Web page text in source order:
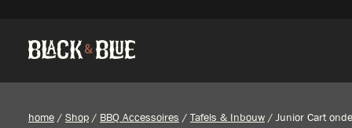
home / Shop / BBQ Accessoires / Tafels & Inbouw / Junior Cart